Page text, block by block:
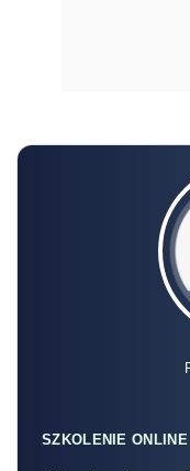
SZKOLENIE ONLINE